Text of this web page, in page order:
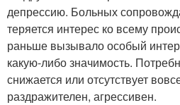
депрессию. Больных
теряется интерес ко всему
раньше вызывало особый
какую-либо значимость.
снижается или отсутствует
раздражителен, агрессивен.